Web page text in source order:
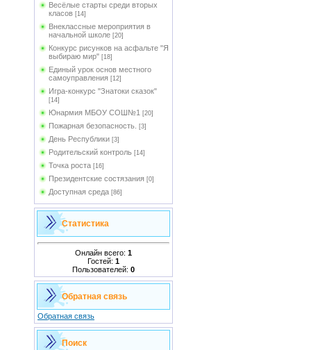
Весёлые старты среди вторых
класов [14]
Внеклассные мероприятия в
начальной школе [20]
Конкурс рисунков на асфальте "Я
выбираю мир" [18]
Единый урок основ местного
самоуправления [12]
Игра-конкурс "Знатоки сказок"
[14]
Юнармия МБОУ СОШ№1 [20]
Пожарная безопасность. [3]
День Республики [3]
Родительский контроль [14]
Точка роста [16]
Президентские состязания [0]
Доступная среда [86]
Статистика
Онлайн всего: 1
Гостей: 1
Пользователей: 0
Обратная связь
Обратная связь
Поиск